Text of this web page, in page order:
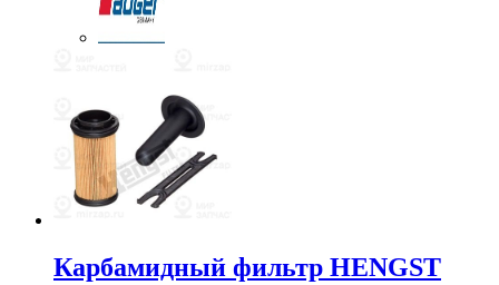
Карбамидный фильтр HENGST